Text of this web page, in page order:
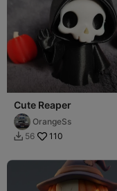
Cute Reaper
OrangeSs
 56 110